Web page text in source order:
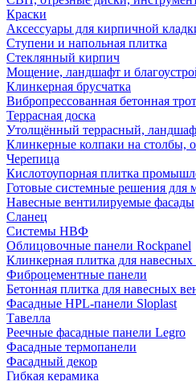
Краски
Аксессуары для кирпичной
Ступени и напольная плитка
Cтеклянный кирпич
Мощение, ландшафт и
Клинкерная брусчатка
Вибропрессованная бетонная
Террасная доска
Утолщённый террасный,
Клинкерные колпаки на столбы,
Черепица
Кислотоупорная плитка
Готовые системные решения для
Навесные вентилируемые фасады
Сланец
Системы НВФ
Облицовочные панели Rockpanel
Клинкерная плитка для
Фиброцементные панели
Бетонная плитка для навесных
Фасадные HPL-панели Sloplast
Тавелла
Реечные фасадные панели Legro
Фасадные термопанели
Фасадный декор
Гибкая керамика